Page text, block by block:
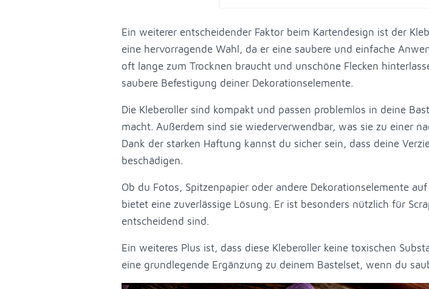
Ein weiterer entscheidender Faktor beim Kartendesign ist der
eine hervorragende Wahl, da er eine saubere und einfache
oft lange zum Trocknen braucht und unschöne Flecken
saubere Befestigung deiner Dekorationselemente.
Die Kleberoller sind kompakt und passen problemlos in deine
macht. Außerdem sind sie wiederverwendbar, was sie zu einer
Dank der starken Haftung kannst du sicher sein, dass deine
beschädigen.
Ob du Fotos, Spitzenpapier oder andere Dekorationselemente
bietet eine zuverlässige Lösung. Er ist besonders nützlich für
entscheidend sind.
Ein weiteres Plus ist, dass diese Kleberoller keine toxischen
eine grundlegende Ergänzung zu deinem Bastelset, wenn du